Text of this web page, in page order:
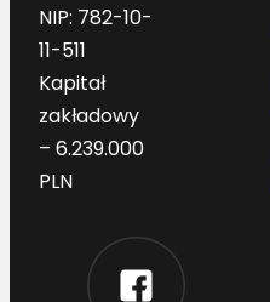
NIP: 782-10-
11-511
Kapitał
zakładowy
– 6.239.000
PLN